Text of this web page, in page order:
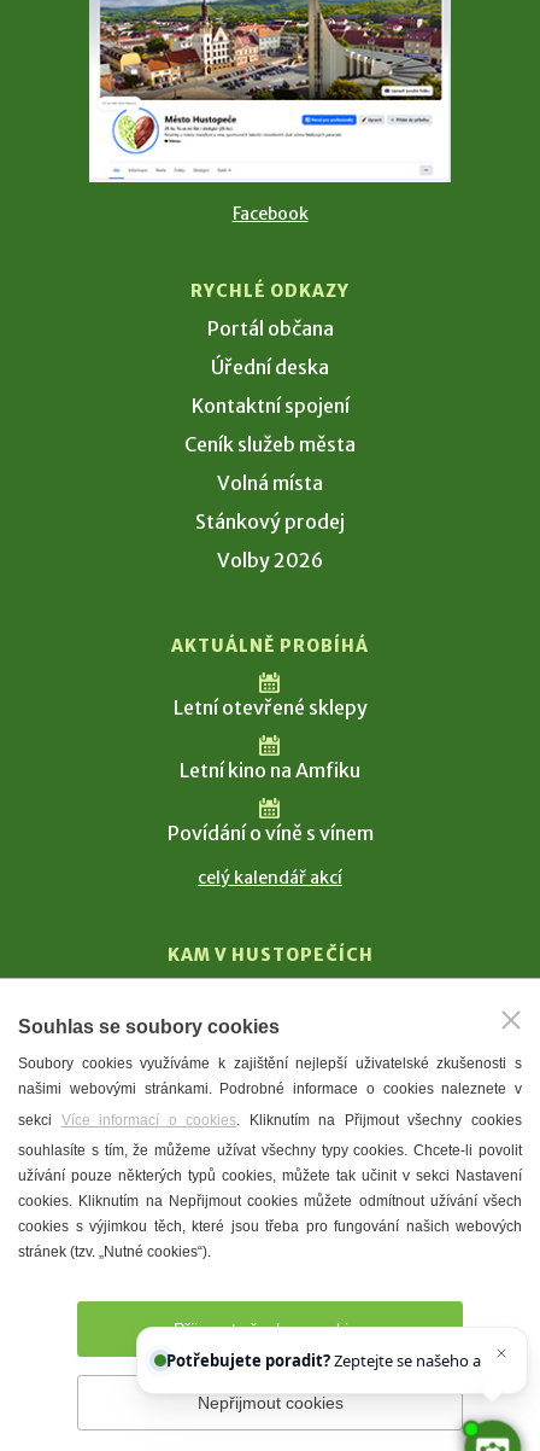
Facebook
RYCHLÉ ODKAZY
Portál občana
Úřední deska
Kontaktní spojení
Ceník služeb města
Volná místa
Stánkový prodej
Volby 2026
AKTUÁLNĚ PROBÍHÁ
Letní otevřené sklepy
Letní kino na Amfiku
Povídání o víně s vínem
celý kalendář akcí
KAM V HUSTOPEČÍCH
T. G. Masaryk
Mandloně
Ubytování
Restaurace
Městské muzeum a galerie
Denní meníčka
Prohlášení o přístupnosti Správce webu
Souhlas se soubory cookies
Soubory cookies využíváme k zajištění nejlepší uživatelské zkušenosti s
našimi webovými stránkami. Podrobné informace o cookies naleznete v
sekci Více informací o cookies. Kliknutím na Přijmout všechny cookies
souhlasíte s tím, že můžeme užívat všechny typy cookies. Chcete-li povolit
užívání pouze některých typů cookies, můžete tak učinit v sekci Nastavení
cookies. Kliknutím na Nepřijmout cookies můžete odmítnout užívání všech
cookies s výjimkou těch, které jsou třeba pro fungování našich webových
stránek (tzv. „Nutné cookies“).
Přijmout všechny cookies
Nepřijmout cookies
Potřebujete poradit?Zeptejte se našeho asistenta